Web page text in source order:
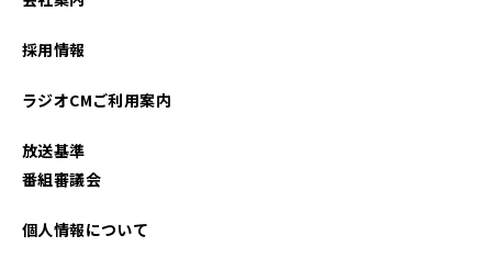
2021年04月
採用情報
ラジオCMご利用案内
放送基準
番組審議会
個人情報について